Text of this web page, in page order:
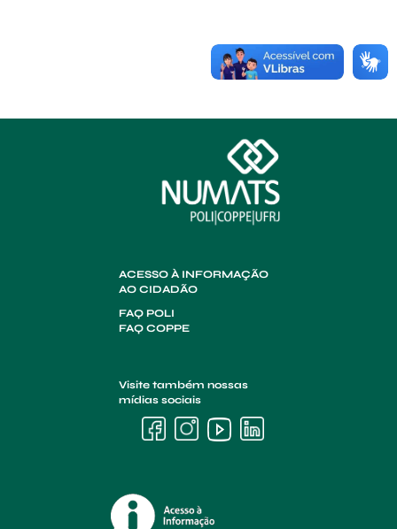
ACESSO À INFORMAÇÃO
AO CIDADÃO
FAQ POLI
FAQ COPPE
Visite também nossas
mídias sociais